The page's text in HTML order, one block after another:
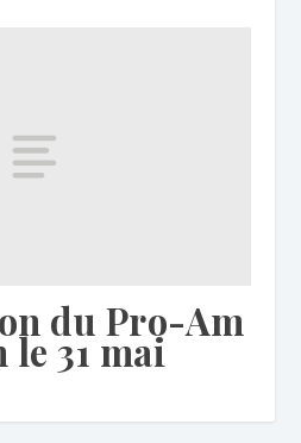
du Pro-Am
le 31 mai